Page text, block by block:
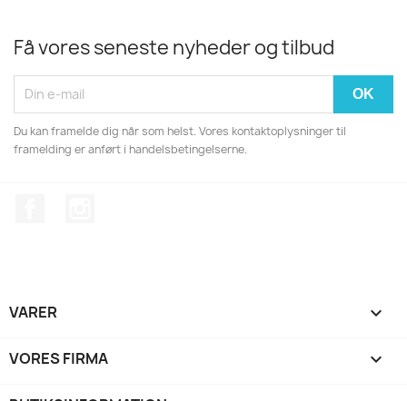
Få vores seneste nyheder og tilbud
Du kan framelde dig når som helst. Vores kontaktoplysninger til
framelding er anført i handelsbetingelserne.
VARER 
VORES FIRMA 